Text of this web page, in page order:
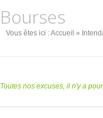
Bourses
Vous êtes ici :Accueil »
Toutes nos excuses, il n'y a